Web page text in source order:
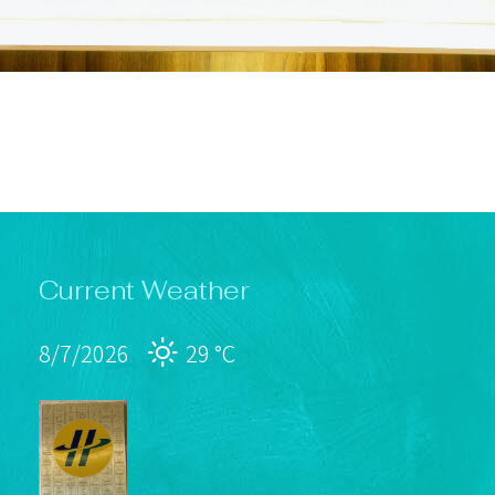
Current Weather
8/7/2026 29 °C